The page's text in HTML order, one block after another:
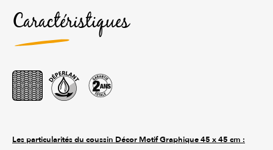
Caractéristiques
Les particularités du coussin Décor Motif Graphique45 x 45 cm :